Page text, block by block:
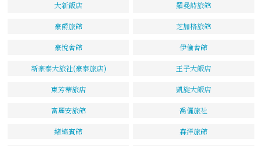
大新飯店 羅曼詩旅館
豪爵旅館 芝加格旅館
豪悅會館 伊倫會館
新豪泰大旅社(豪泰旅店) 王子大飯店
東芳蒂旅店 凱旋大飯店
富麗安旅館 喬儷旅社
緒遠賓館 森洋旅館